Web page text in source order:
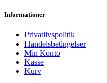
Informationer
Privatlivspolitik
Handelsbetingelser
Min Konto
Kasse
Kurv